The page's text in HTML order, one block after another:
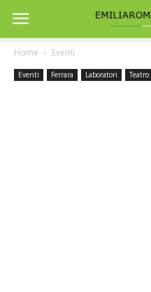
Home Eventi
Eventi Ferrara Laboratori Teatro